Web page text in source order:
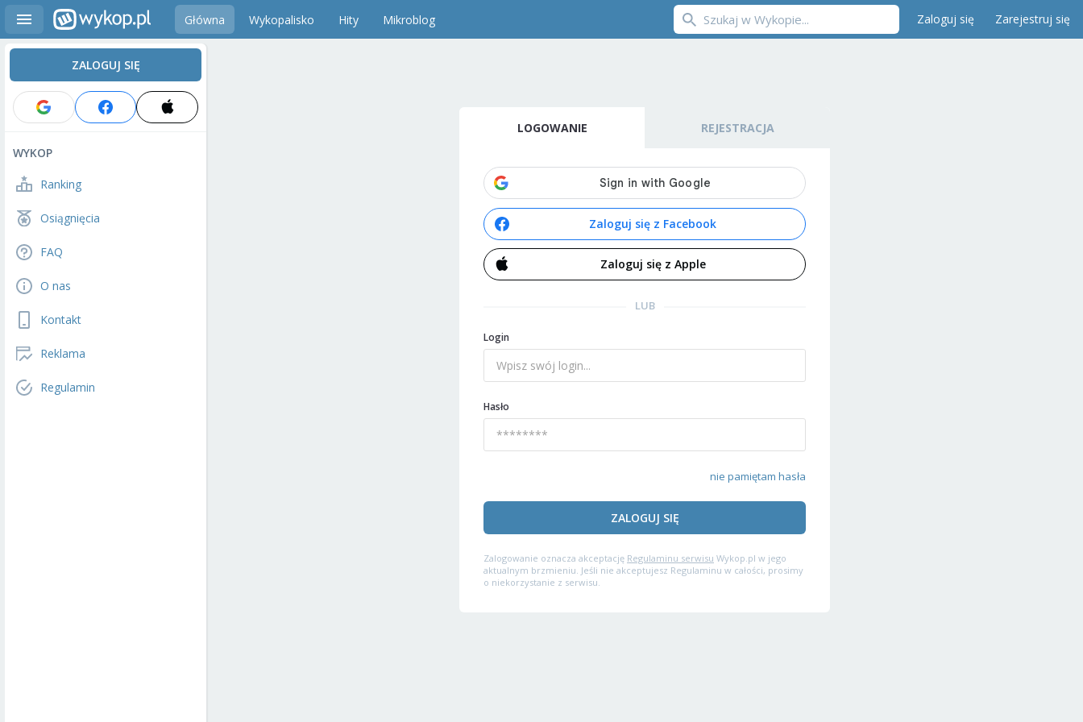
Główna Wykopalisko Hity Mikroblog Zaloguj się Zarejestruj się
ZALOGUJ SIĘ
WYKOP
Ranking
Osiągnięcia
FAQ
O nas
Kontakt
Reklama
Regulamin
LOGOWANIE REJESTRACJA
Zaloguj się z Facebook
Zaloguj się z Apple
LUB
Login
Hasło
nie pamiętam hasła
ZALOGUJ SIĘ
Zalogowanie oznacza akceptację Regulaminu serwisu Wykop.pl w jego
aktualnym brzmieniu. Jeśli nie akceptujesz Regulaminu w całości, prosimy
o niekorzystanie z serwisu.